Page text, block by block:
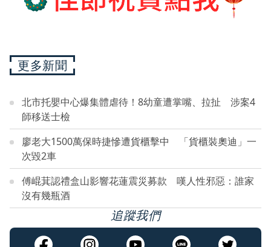
更多新聞
北市托嬰中心爆集體虐待！8幼童遭掌嘴、拉扯 涉案4
師移送士檢
廖老大1500萬保時捷慘遭貨櫃擊中 「貨櫃裝奧迪」一
次毀2車
傅崐萁認禮盒山影響花蓮震災募款 嘆人性邪惡：誰家
沒有幾瓶酒
追蹤我們